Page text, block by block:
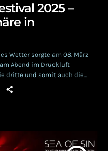
2025 –
in
Wetter sorgte am 08. März
Abend im Druckluft
dritte und somit auch die
zu genießen. Kurz
Frank Zwicker die